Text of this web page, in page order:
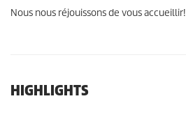
Nous nous réjouissons de vous accueillir!
HIGHLIGHTS